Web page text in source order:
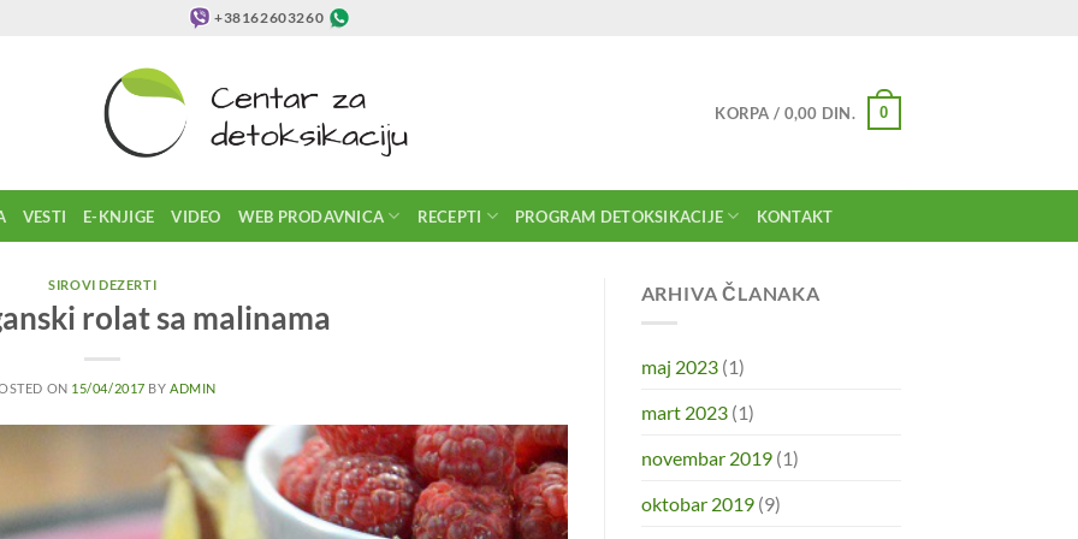
+38162603260
KORPA / 0,00 DIN. 0
VESTI E-KNJIGE VIDEO WEB PRODAVNICA RECEPTI PROGRAM DETOKSIKACIJE KONTAKT
SIROVI DEZERTI
rolat sa malinama
ON 15/04/2017 BY ADMIN
ARHIVA ČLANAKA
maj 2023(1)
mart 2023(1)
novembar 2019(1)
oktobar 2019(9)